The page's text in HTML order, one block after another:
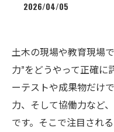
2026/04/05
土木の現場や教育現場
力”をどうやって正確
ーテストや成果物だけ
力、そして協働力など
です。そこで注目され